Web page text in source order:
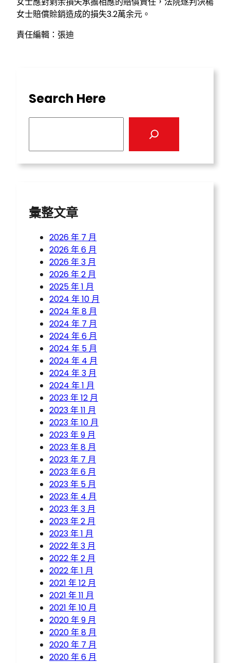
女士賠償賒銷造成的損失3.2萬余元。
責任編輯：張迪
Search Here
彙整文章
2026 年 7 月
2026 年 6 月
2026 年 3 月
2026 年 2 月
2025 年 1 月
2024 年 10 月
2024 年 8 月
2024 年 7 月
2024 年 6 月
2024 年 5 月
2024 年 4 月
2024 年 3 月
2024 年 1 月
2023 年 12 月
2023 年 11 月
2023 年 10 月
2023 年 9 月
2023 年 8 月
2023 年 7 月
2023 年 6 月
2023 年 5 月
2023 年 4 月
2023 年 3 月
2023 年 2 月
2023 年 1 月
2022 年 3 月
2022 年 2 月
2022 年 1 月
2021 年 12 月
2021 年 11 月
2021 年 10 月
2020 年 9 月
2020 年 8 月
2020 年 7 月
2020 年 6 月